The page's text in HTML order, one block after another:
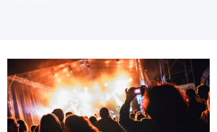
e
u
m
o
w
y
2
5
:
N
i
e